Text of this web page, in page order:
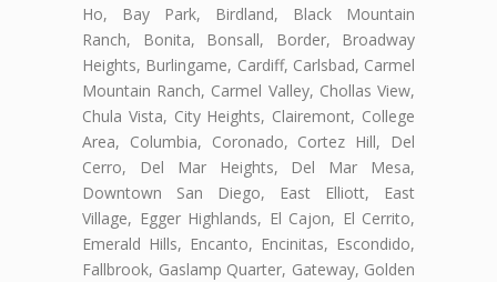
Ho, Bay Park, Birdland, Black Mountain
Ranch, Bonita, Bonsall, Border, Broadway
Heights, Burlingame, Cardiff, Carlsbad, Carmel
Mountain Ranch, Carmel Valley, Chollas View,
Chula Vista, City Heights, Clairemont, College
Area, Columbia, Coronado, Cortez Hill, Del
Cerro, Del Mar Heights, Del Mar Mesa,
Downtown San Diego, East Elliott, East
Village, Egger Highlands, El Cajon, El Cerrito,
Emerald Hills, Encanto, Encinitas, Escondido,
Fallbrook, Gaslamp Quarter, Gateway, Golden